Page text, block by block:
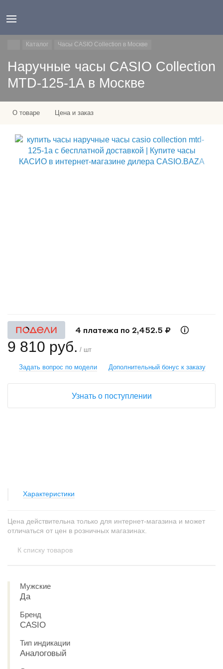
Каталог Часы CASIO Collection в Москве
Наручные часы CASIO Collection
MTD-125-1A в Москве
О товаре Цена и заказ
Характеристики
4 платежа по 2,452.5 ₽
9 810 руб. / шт
Задать вопрос по модели Дополнительный бонус к заказу
Узнать о поступлении
Цена действительна только для интернет-магазина и может
отличаться от цен в розничных магазинах.
К списку товаров
Мужские
Да
Бренд
CASIO
Тип индикации
Аналоговый